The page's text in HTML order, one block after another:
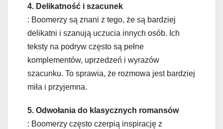
4. Delikatność i szacunek
: Boomerzy są znani z tego, że są bardziej
delikatni i szanują uczucia innych osób. Ich
teksty na podryw często są pełne
komplementów, uprzedzeń i wyrazów
szacunku. To sprawia, że rozmowa jest bardziej
miła i przyjemna.
5. Odwołania do klasycznych romansów
: Boomerzy często czerpią inspirację z